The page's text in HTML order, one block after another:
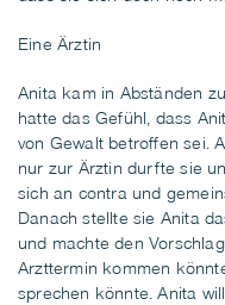
Eine Ärztin
Anita kam in Abständen
hatte das Gefühl, dass
von Gewalt betroffen sei.
nur zur Ärztin durfte sie
sich an contra und
Danach stellte sie Anita
und machte den
Arzttermin kommen
sprechen könnte. Anita